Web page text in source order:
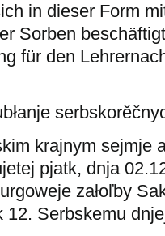
in dieser Form
Sorben
für den
krajnym sejmje
pjatk, dnja
załoľby
12. Serbskemu